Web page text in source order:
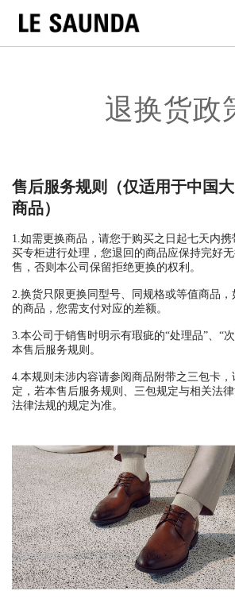
退换货政
售后服务规则（仅适用于中国
商品）
1.如需更换商品，请您于购买之日起七天内
买专柜进行处理，您退回的商品应保持完好
售，否则本公司保留拒绝更换的权利。
2.换货只限更换同型号、同规格或等值商品
的商品，您需支付对应的差额。
3.本公司于销售时明示有瑕疵的“处理品”、“
本售后服务规则。
4.本规则未涉内容请参阅商品附带之三包卡
定，若本售后服务规则、三包规定与相关法
法律法规的规定为准。